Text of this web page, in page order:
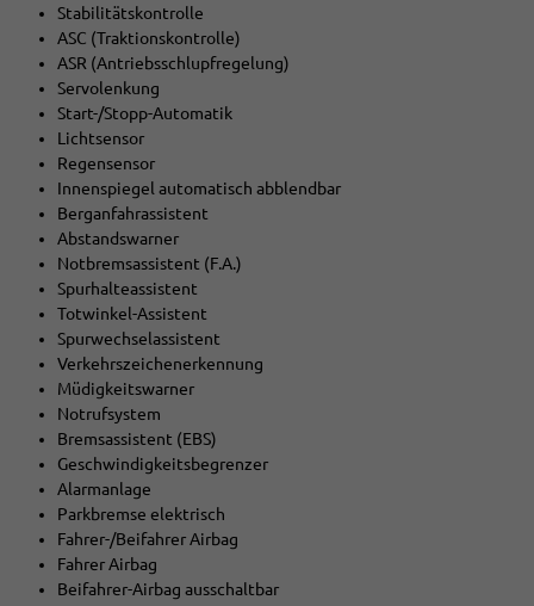
Stabilitätskontrolle
ASC (Traktionskontrolle)
ASR (Antriebsschlupfregelung)
Servolenkung
Start-/Stopp-Automatik
Lichtsensor
Regensensor
Innenspiegel automatisch abblendbar
Berganfahrassistent
Abstandswarner
Notbremsassistent (F.A.)
Spurhalteassistent
Totwinkel-Assistent
Spurwechselassistent
Verkehrszeichenerkennung
Müdigkeitswarner
Notrufsystem
Bremsassistent (EBS)
Geschwindigkeitsbegrenzer
Alarmanlage
Parkbremse elektrisch
Fahrer-/Beifahrer Airbag
Fahrer Airbag
Beifahrer-Airbag ausschaltbar